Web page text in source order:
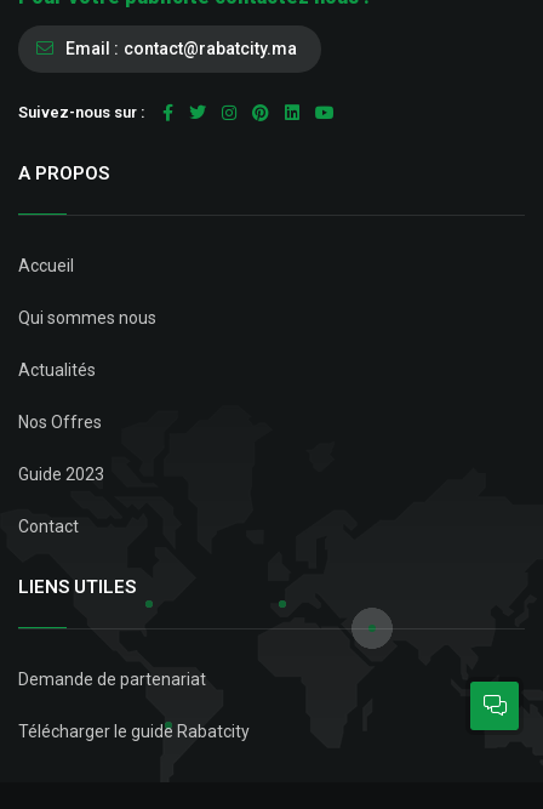
Email : contact@rabatcity.ma
Suivez-nous sur :
A PROPOS
Accueil
Qui sommes nous
Actualités
Nos Offres
Guide 2023
Contact
LIENS UTILES
Demande de partenariat
Télécharger le guide Rabatcity